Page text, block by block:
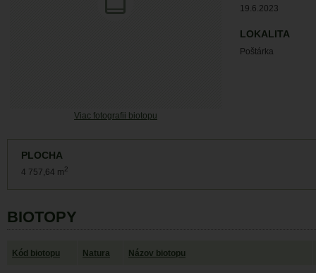
Viac fotografii biotopu
19.6.2023
LOKALITA
Poštárka
PLOCHA
4 757,64 m2
BIOTOPY
Kód biotopu Natura Názov biotopu